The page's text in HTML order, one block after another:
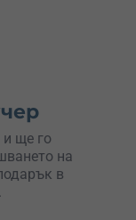
и ще го
на
в